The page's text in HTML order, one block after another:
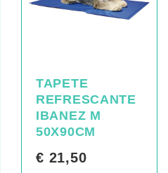
TAPETE
REFRESCANTE
IBANEZ M
50X90CM
€ 21,50